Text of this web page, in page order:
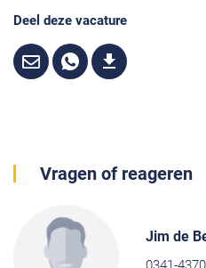
Deel deze vacature
Vragen of reageren
Jim de